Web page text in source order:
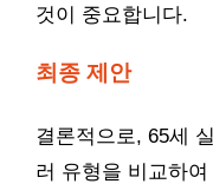
것이 중요합니다.
최종 제안
결론적으로, 65세
러 유형을 비교하